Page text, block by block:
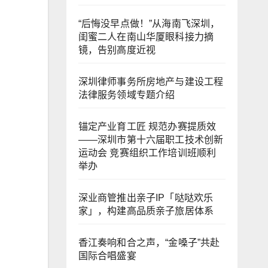
“后悔没早点做！”从海南飞深圳，
闺蜜二人在南山华厦眼科接力摘
镜，告别高度近视
深圳律师事务所房地产与建设工程
法律服务领域专题介绍
锚定产业育工匠 规范办赛提质效
——深圳市第十六届职工技术创新
运动会 竞赛组织工作培训班顺利
举办
深业商管推出亲子IP「哒哒欢乐
家」，构建高品质亲子旅居体系
香江奏响和合之声，“金嗓子”共赴
国际合唱盛宴